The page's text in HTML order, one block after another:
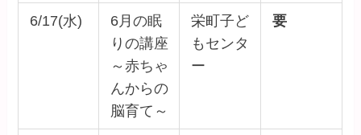
6/17(水)
6月の眠
りの講座
～赤ちゃ
んからの
脳育て～
栄町子ど
もセンタ
ー
要